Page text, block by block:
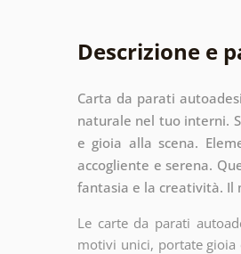
Descrizione e
Carta da parati
naturale nel tuo interni.
e gioia alla scena.
accogliente e serena.
fantasia e la creatività. Il
Le carte da parati
motivi unici, portate gioia